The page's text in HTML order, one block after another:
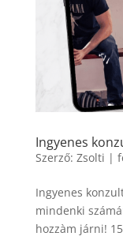
Ingyenes
Szerző: Zsolti |
Ingyenes
mindenki
hozzàm járni!